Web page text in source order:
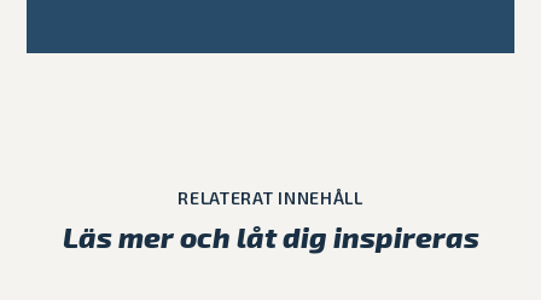
RELATERAT INNEHÅLL
Läs mer och låt dig inspireras